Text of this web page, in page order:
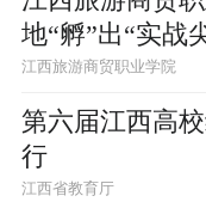
地“孵”出“实战
江西旅游商贸职业学院
第六届江西高
行
江西省教育厅